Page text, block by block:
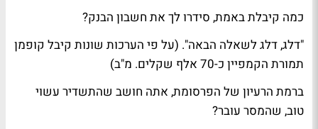
כמה קיבלת באמת, סידרו לך את חשבון הבנק?
"דלג, דלג לשאלה הבאה". (על פי הערכות שונות קיבל קופמן
תמורת הקמפיין כ-70 אלף שקלים. מ"ב)
ברמת הרעיון של הפרסומת, אתה חושב שהתשדיר עשוי
טוב, שהמסר עובר?